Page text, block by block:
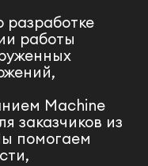
разработке
работы
Machine
заказчиков из
помогаем